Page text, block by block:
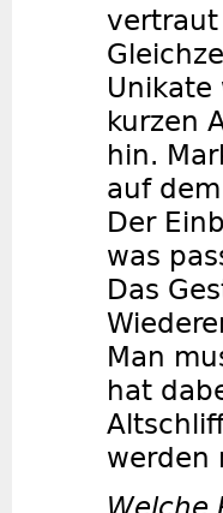
vertraut
Unikate
kurzen
hin.
auf
Der
was
Das
Man
hat
werden